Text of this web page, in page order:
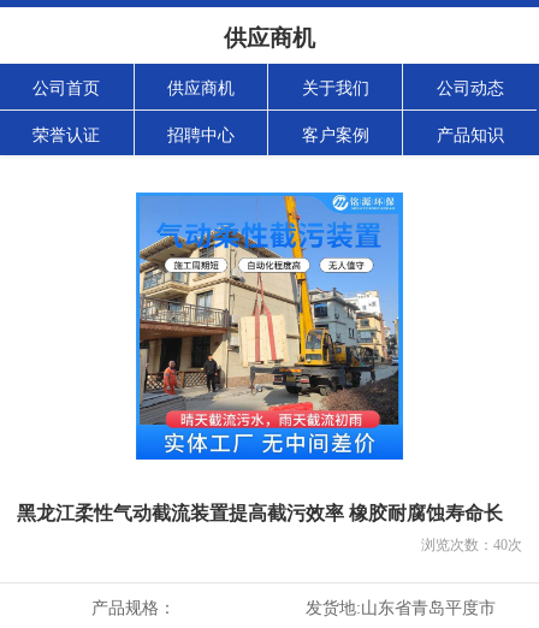
供应商机
公司首页 供应商机 关于我们 公司动态
荣誉认证 招聘中心 客户案例 产品知识
黑龙江柔性气动截流装置提高截污效率 橡胶耐腐蚀寿命长
浏览次数： 40次
产品规格： 发货地:山东省青岛平度市